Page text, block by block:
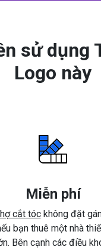
sử dụng
Logo này
Miễn phí
cắt tóckhông đặt
bạn thuê một nhà
Bên cạnh các điều